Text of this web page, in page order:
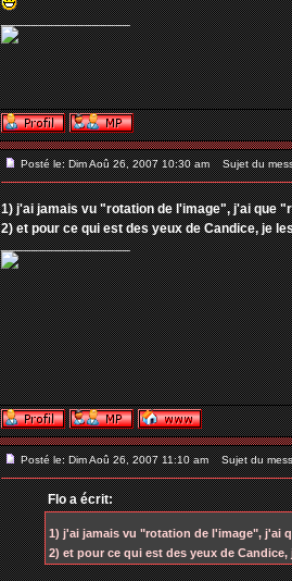
_________________
Posté le: Dim Aoû 26, 2007 10:30 am Sujet du
1) j'ai jamais vu "rotation de l'image", j'ai que
2) et pour ce qui est des yeux de Candice, je
_________________
Posté le: Dim Aoû 26, 2007 11:10 am Sujet du
Flo a écrit:
1) j'ai jamais vu "rotation de l'image", j'ai
2) et pour ce qui est des yeux de